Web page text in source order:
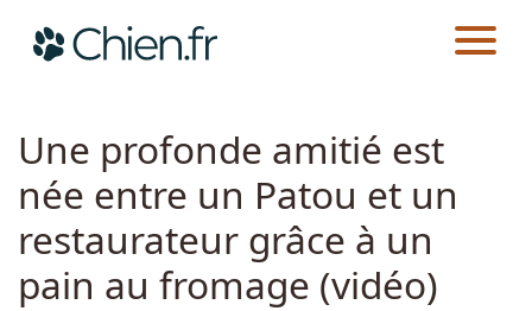
Races
Guides
CHIEN.FR ACTUALITÉS
Une profonde amitié est
née entre un Patou et un
restaurateur grâce à un
pain au fromage (vidéo)